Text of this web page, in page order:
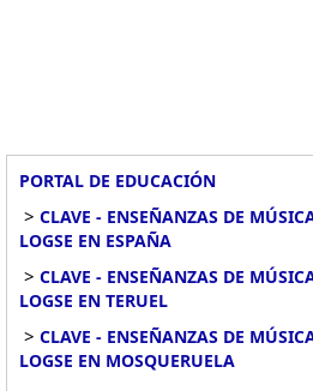
PORTAL DE EDUCACIÓN
> CLAVE - ENSEÑANZAS DE
LOGSE EN ESPAÑA
> CLAVE - ENSEÑANZAS DE
LOGSE EN TERUEL
> CLAVE - ENSEÑANZAS DE
LOGSE EN MOSQUERUELA